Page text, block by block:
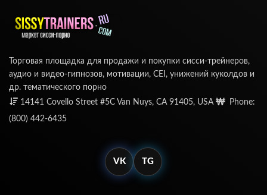
Торговая площадка для продажи и покупки сисси-трейнеров,
аудио и видео-гипнозов, мотивации, CEI, унижений куколдов и
др. тематического порно
14141 Covello Street #5C Van Nuys, CA 91405, USA
Phone:
(800) 442-6435
VK TG